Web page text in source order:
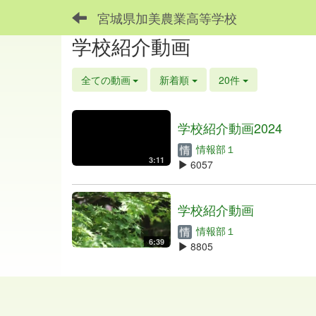
宮城県加美農業高等学校
学校紹介動画
全ての動画 新着順 20件
3:11
学校紹介動画2024
情報部１
6057
6:39
学校紹介動画
情報部１
8805